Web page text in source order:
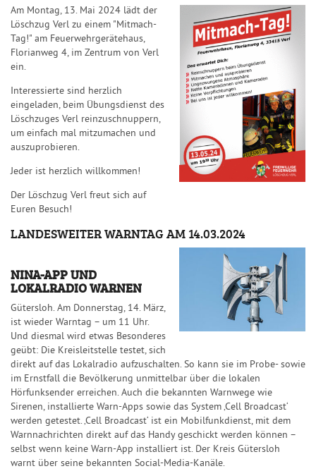
Am Montag, 13. Mai 2024 lädt der
Löschzug Verl zu einem "Mitmach-
Tag!" am Feuerwehrgerätehaus,
Florianweg 4, im Zentrum von Verl
ein.
Interessierte sind herzlich
eingeladen, beim Übungsdienst des
Löschzuges Verl reinzuschnuppern,
um einfach mal mitzumachen und
auszuprobieren.
Jeder ist herzlich willkommen!
Der Löschzug Verl freut sich auf
Euren Besuch!
LANDESWEITER WARNTAG AM 14.03.2024
NINA-APP UND
LOKALRADIO WARNEN
Gütersloh. Am Donnerstag, 14. März,
ist wieder Warntag – um 11 Uhr.
Und diesmal wird etwas Besonderes
geübt: Die Kreisleitstelle testet, sich
direkt auf das Lokalradio aufzuschalten. So kann sie im Probe- sowie
im Ernstfall die Bevölkerung unmittelbar über die lokalen
Hörfunksender erreichen. Auch die bekannten Warnwege wie
Sirenen, installierte Warn-Apps sowie das System ‚Cell Broadcast‘
werden getestet. ‚Cell Broadcast‘ ist ein Mobilfunkdienst, mit dem
Warnnachrichten direkt auf das Handy geschickt werden können –
selbst wenn keine Warn-App installiert ist. Der Kreis Gütersloh
warnt über seine bekannten Social-Media-Kanäle.